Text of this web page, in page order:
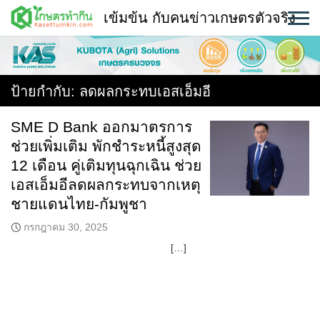
Skip
content
พืช
หน้าแรก
ใคร ทำอะไร ที่ไหน
สถานีข่าววันนี้
เข้มข้น กับคนข่าวเกษตรตัวจริง
ป้ายกำกับ: ลดผลกระทบเอสเอ็มอี
SME D Bank ออกมาตรการ
ช่วยเพิ่มเติม พักชำระหนี้สูงสุด
12 เดือน คู่เติมทุนฉุกเฉิน ช่วย
เอสเอ็มอีลดผลกระทบจากเหตุ
ชายแดนไทย-กัมพูชา
กรกฎาคม 30, 2025
[…]